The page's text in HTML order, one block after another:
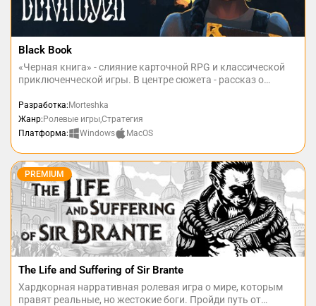
Black Book
«Черная книга» - слияние карточной RPG и классической
приключенческой игры. В центре сюжета - рассказ о
погибшего возлюбленного. Погрузитесь в загадочный мир
русских сказок - и раскройте тайны, скрывающиеся во
тьме.
Разработка: Morteshka
Жанр: Ролевые игры,Стратегия
Платформа:
Windows MacOS
PREMIUM
The Life and Suffering of Sir Brante
Хардкорная нарративная ролевая игра о мире, которым
правят реальные, но жестокие боги. Пройди путь от